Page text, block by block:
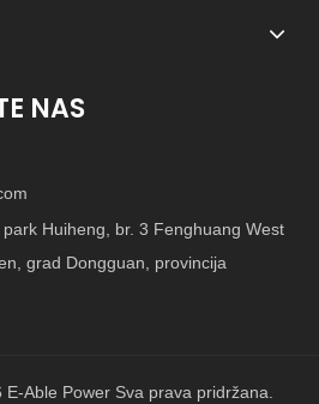
NAS
Huiheng, br. 3 Fenghuang West
grad Dongguan, provincija
E-Able Power Sva prava pridržana.